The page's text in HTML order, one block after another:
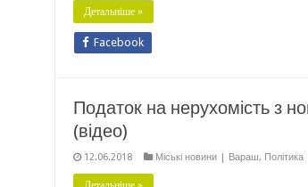
Детальніше »
Facebook
Податок на нерухомість з
(відео)
12.06.2018 Міські новини | Вараш, Політика